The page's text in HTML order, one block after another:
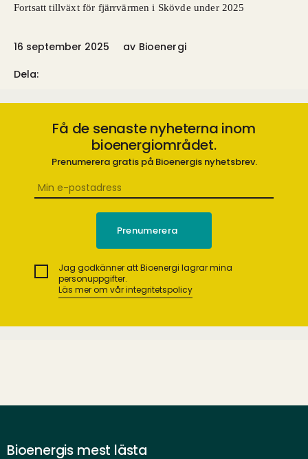
Fortsatt tillväxt för fjärrvärmen i Skövde under 2025
16 september 2025 av Bioenergi
Dela:
Få de senaste nyheterna inom
bioenergiområdet.
Prenumerera gratis på Bioenergis nyhetsbrev.
Jag godkänner att Bioenergi lagrar mina
personuppgifter.
Läs mer om vår integritetspolicy
Bioenergis mest lästa